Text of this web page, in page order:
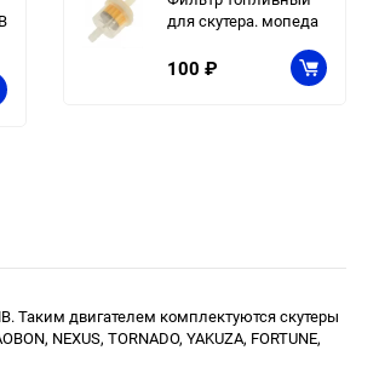
для скутера. мопеда
100 ₽
Таким двигателем комплектуются скутеры
NEXUS, TORNADO, YAKUZA, FORTUNE,